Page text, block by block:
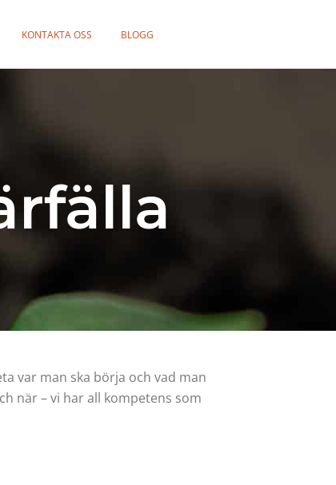
KONTAKTA OSS BLOGG
var man ska börja och vad man
när – vi har all kompetens som